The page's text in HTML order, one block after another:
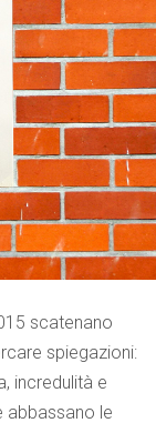
scatenano
spiegazioni:
incredulità e
abbassano le